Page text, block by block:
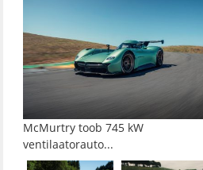
McMurtry toob 745 kW
ventilaatorauto...